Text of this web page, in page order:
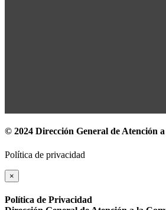
© 2024 Dirección General de Atención
Política de privacidad
×
Política de Privacidad